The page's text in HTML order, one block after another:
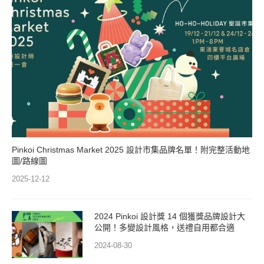
Pinkoi Christmas Market 2025 設計市集品牌名單！附完整活動地
圖/路線圖
2025-12-12
2024 Pinkoi 設計獎 14 個獲獎品牌設計大
公開！多變設計風格，送禮自用都合適
2024-08-30